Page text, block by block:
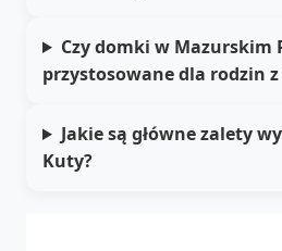
Czy domki w Mazurskim
przystosowane dla rodzin
Jakie są główne zalety
Kuty?